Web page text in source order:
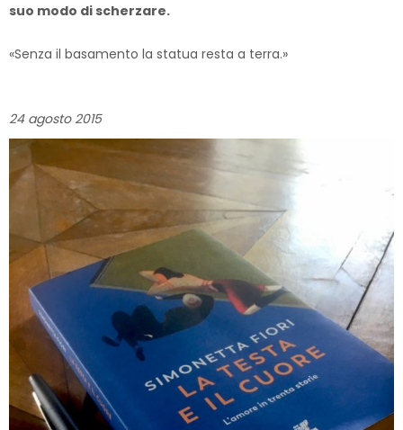
suo modo di scherzare.
«Senza il basamento la statua resta a terra.»
24 agosto 2015